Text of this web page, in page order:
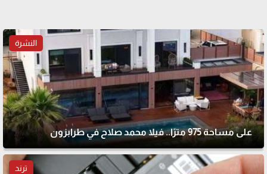
النشرة
على مساحة 975 مترًا.. فيلا محمد صلاح في طرابزون
ترند